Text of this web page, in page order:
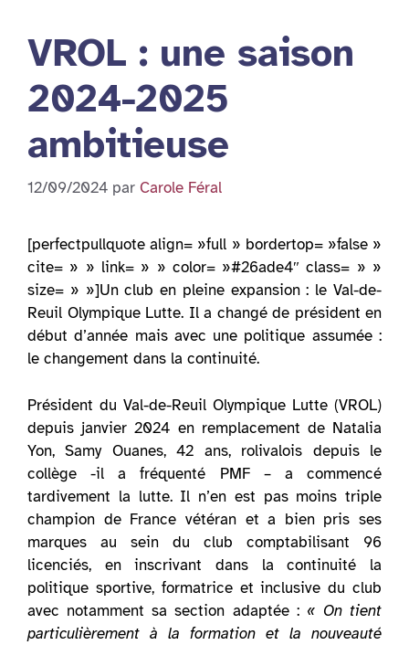
VROL : une saison
2024-2025
ambitieuse
12/09/2024 par Carole Féral
[perfectpullquote align= »full » bordertop= »false »
cite= » » link= » » color= »#26ade4″ class= » »
size= » »]Un club en pleine expansion : le Val-de-
Reuil Olympique Lutte. Il a changé de président en
début d’année mais avec une politique assumée :
le changement dans la continuité.
Président du Val-de-Reuil Olympique Lutte (VROL)
depuis janvier 2024 en remplacement de Natalia
Yon, Samy Ouanes, 42 ans, rolivalois depuis le
collège -il a fréquenté PMF – a commencé
tardivement la lutte. Il n’en est pas moins triple
champion de France vétéran et a bien pris ses
marques au sein du club comptabilisant 96
licenciés, en inscrivant dans la continuité la
politique sportive, formatrice et inclusive du club
avec notamment sa section adaptée : « On tient
particulièrement à la formation et la nouveauté